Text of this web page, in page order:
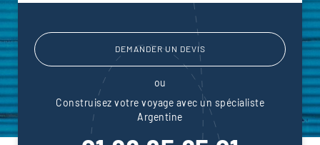
DEMANDER UN DEVIS
ou
Construisez votre voyage avec un spécialiste
Argentine